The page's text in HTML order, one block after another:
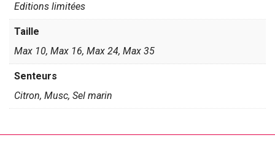
Editions limitées
Taille
Max 10, Max 16, Max 24, Max 35
Senteurs
Citron, Musc, Sel marin